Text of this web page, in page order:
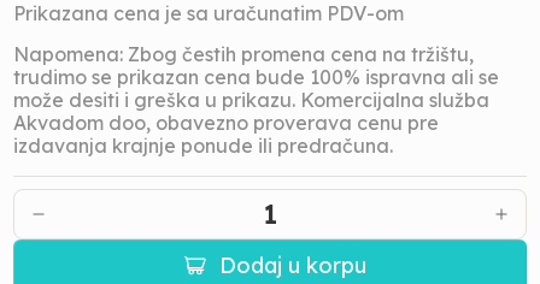
Prikazana cena je sa uračunatim PDV-om
Napomena: Zbog čestih promena cena na tržištu,
trudimo se prikazan cena bude 100% ispravna ali se
može desiti i greška u prikazu. Komercijalna služba
Akvadom doo, obavezno proverava cenu pre
izdavanja krajnje ponude ili predračuna.
1
Dodaj u korpu